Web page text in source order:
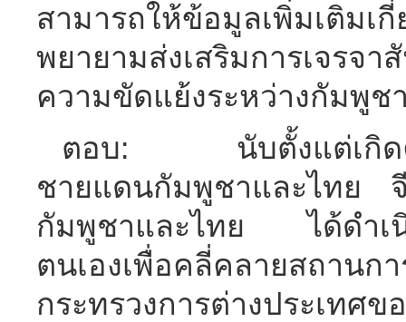
สามารถให้ข้อมูลเพิ่มเติมเ
พยายามส่งเสริมการเจรจ
ความขัดแย้งระหว่างกัมพูช
ตอบ: นับตั้งแต่เกิดคว
ชายแดนกัมพูชาและไทย
กัมพูชาและไทย ได้ดำเนิ
ตนเองเพื่อคลี่คลายสถาน
กระทรวงการต่างประเทศ